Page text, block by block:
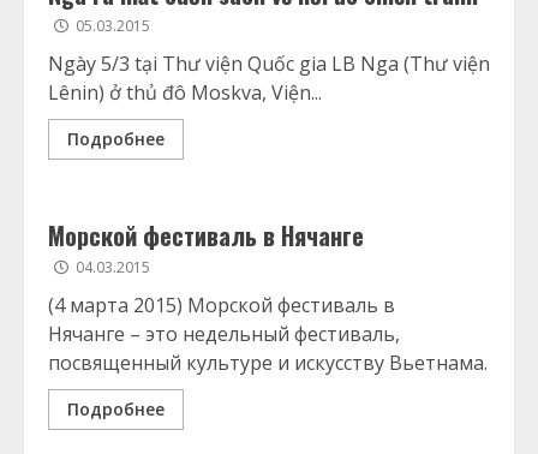
05.03.2015
Ngày 5/3 tại Thư viện Quốc gia LB Nga (Thư viện
Lênin) ở thủ đô Moskva, Viện...
Подробнее
Морской фестиваль в Нячанге
04.03.2015
(4 марта 2015) Морской фестиваль в
Нячанге – это недельный фестиваль,
посвященный культуре и искусству Вьетнама.
Подробнее